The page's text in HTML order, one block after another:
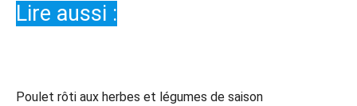
Lire aussi :
Poulet rôti aux herbes et légumes de saison